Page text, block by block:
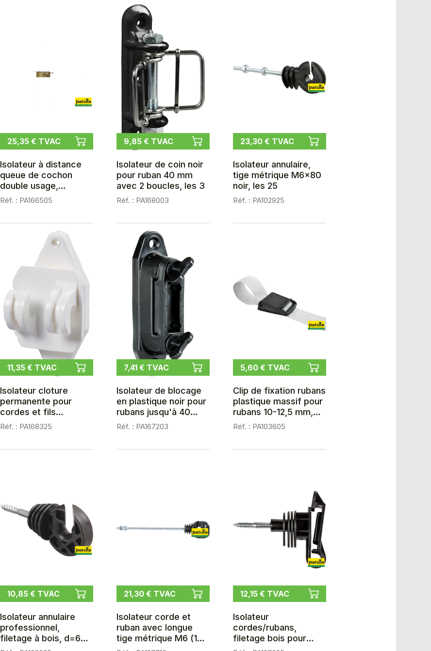
25,35 € TVAC
Isolateur à distance
queue de cochon
double usage,
longueur 80 cm, les 5
Réf. : PA166505
9,85 € TVAC
Isolateur de coin noir
pour ruban 40 mm
avec 2 boucles, les 3
Réf. : PA168003
23,30 € TVAC
Isolateur annulaire,
tige métrique M6x80
noir, les 25
Réf. : PA102925
11,35 € TVAC
Isolateur cloture
permanente pour
cordes et fils
HippoWire, blanc, les
Réf. : PA168325
7,41 € TVAC
Isolateur de blocage
en plastique noir pour
rubans jusqu'à 40
mm, les 3
Réf. : PA167203
5,60 € TVAC
Clip de fixation rubans
plastique massif pour
rubans 10-12,5 mm,
les 5
Réf. : PA103605
10,85 € TVAC
Isolateur annulaire
professionnel,
filetage à bois, d=6
mm, rainure
21,30 € TVAC
Isolateur corde et
ruban avec longue
tige métrique M6 (18
cm), les 10
12,15 € TVAC
Isolateur
cordes/rubans,
filetage bois pour
rubans jusqu'à 40